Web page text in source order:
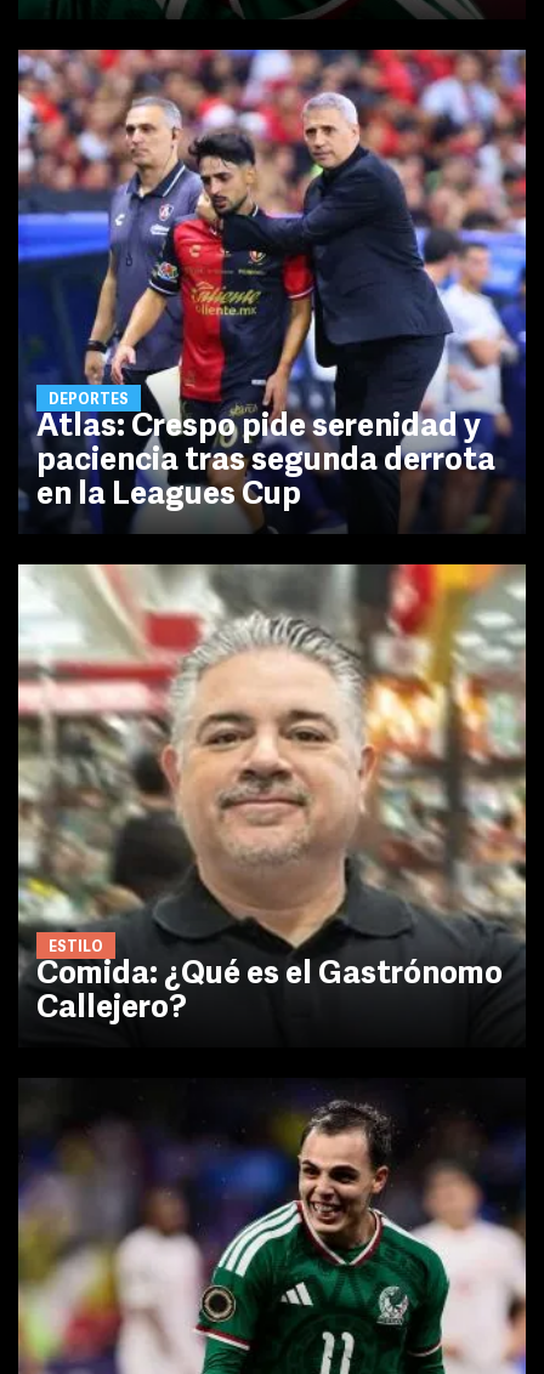
DEPORTES
Atlas: Crespo pide serenidad y
paciencia tras segunda derrota
en la Leagues Cup
ESTILO
Comida: ¿Qué es el Gastrónomo
Callejero?